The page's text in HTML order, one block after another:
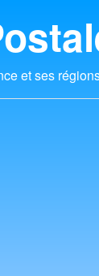
et ses